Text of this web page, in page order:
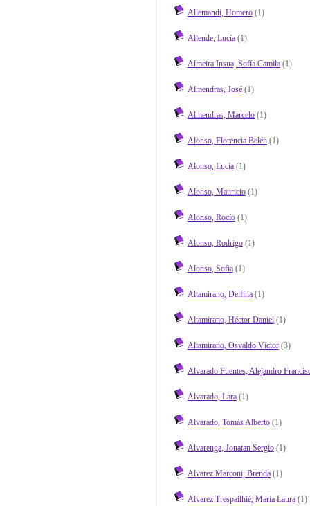
Allemandi, Homero(1)
Allende, Lucía(1)
Almeira Insua, Sofía Camila(1)
Almendras, José(1)
Almendras, Marcelo(1)
Alonso, Florencia Belén(1)
Alonso, Lucía(1)
Alonso, Mauricio(1)
Alonso, Rocío(1)
Alonso, Rodrigo(1)
Alonso, Sofia(1)
Altamirano, Delfina(1)
Altamirano, Héctor Daniel(1)
Altamirano, Osvaldo Víctor(3)
Alvarado Fuentes, Alejandro
Alvarado, Lara(1)
Alvarado, Tomás Alberto(1)
Alvarenga, Jonatan Sergio(1)
Alvarez Marconi, Brenda(1)
Alvarez Trespailhié, María Laura(1)